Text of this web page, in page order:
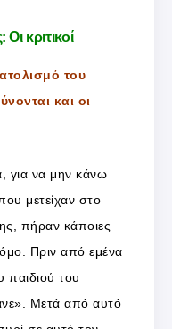
κριτικοί
του
και οι
για να μην κάνω
μετείχαν στο
πήραν κάποιες
Πριν από εμένα
παιδιού του
Μετά από αυτό